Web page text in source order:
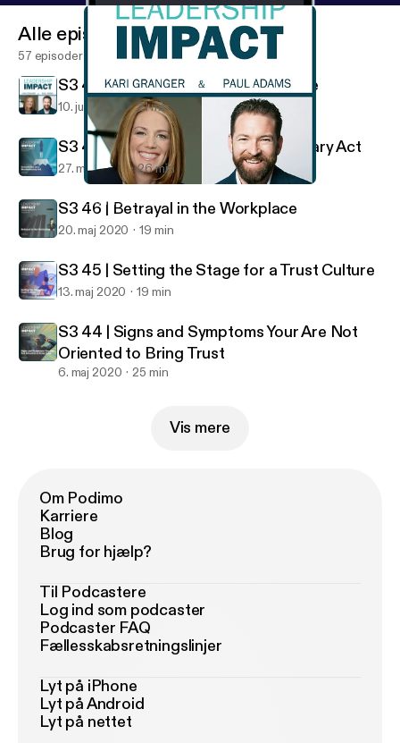
Leadership Impact
Alle episoder
57 episoder
S3 48 | Leadership Impact Endisode
10. juni 2020 21 min
S3 47 | Acceptance as a Revolutionary Act
27. maj 2020 26 min
S3 46 | Betrayal in the Workplace
20. maj 2020 19 min
S3 45 | Setting the Stage for a Trust Culture
13. maj 2020 19 min
S3 44 | Signs and Symptoms Your Are Not
Oriented to Bring Trust
6. maj 2020 25 min
Vis mere
Om Podimo
Karriere
Blog
Brug for hjælp?
Til Podcastere
Log ind som podcaster
Podcaster FAQ
Fællesskabsretningslinjer
Lyt på iPhone
Lyt på Android
Lyt på nettet